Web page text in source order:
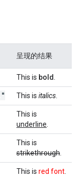
呈现的结果
This is bold
" This is italics
This is
underline
This is
strikethrough
This is red font